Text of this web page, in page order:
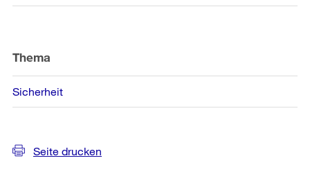
Thema
Sicherheit
Seite drucken